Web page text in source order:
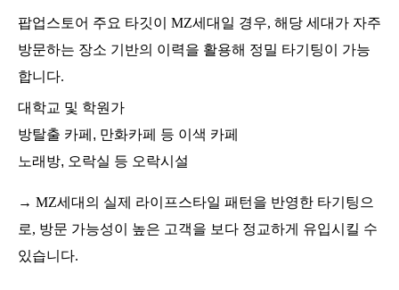
팝업스토어 주요 타깃이 MZ세대일 경우, 해당 세대가 자주
방문하는 장소 기반의 이력을 활용해 정밀 타기팅이 가능
합니다.
대학교 및 학원가
방탈출 카페, 만화카페 등 이색 카페
노래방, 오락실 등 오락시설
→ MZ세대의 실제 라이프스타일 패턴을 반영한 타기팅으
로, 방문 가능성이 높은 고객을 보다 정교하게 유입시킬 수
있습니다.